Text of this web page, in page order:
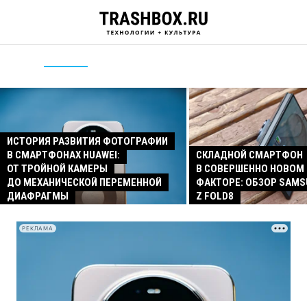
ИСТОРИЯ РАЗВИТИЯ ФОТОГРАФИИ
В СМАРТФОНАХ HUAWEI:
ОТ ТРОЙНОЙ КАМЕРЫ
ДО МЕХАНИЧЕСКОЙ ПЕРЕМЕННОЙ
ДИАФРАГМЫ
СКЛАДНОЙ СМАРТФОН
В СОВЕРШЕННО
ФАКТОРЕ: ОБЗОР
Z FOLD8
РЕКЛАМА